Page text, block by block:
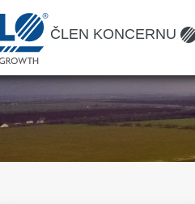
ČLEN KONCERNU